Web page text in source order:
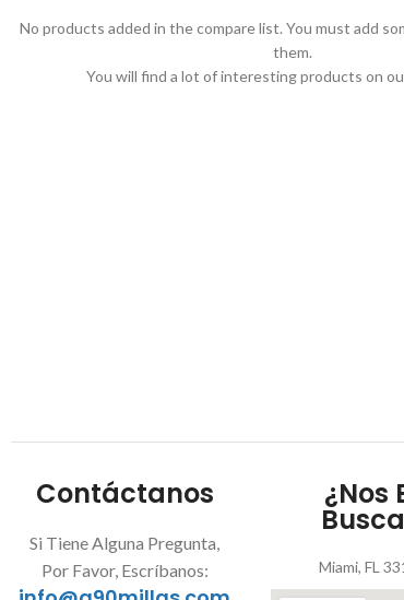
No products added in the compare list. You must add
them.
You will find a lot of interesting products on
Contáctanos
Si Tiene Alguna Pregunta,
Por Favor, Escríbanos:
¿Nos
Miami, FL